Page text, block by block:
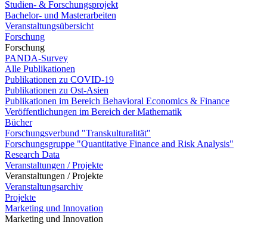
Studien- & Forschungsprojekt
Bachelor- und Masterarbeiten
Veranstaltungsübersicht
Forschung
Forschung
PANDA-Survey
Alle Publikationen
Publikationen zu COVID-19
Publikationen zu Ost-Asien
Publikationen im Bereich Behavioral Economics & Finance
Veröffentlichungen im Bereich der Mathematik
Bücher
Forschungsverbund "Transkulturalität"
Forschungsgruppe "Quantitative Finance and Risk Analysis"
Research Data
Veranstaltungen / Projekte
Veranstaltungen / Projekte
Veranstaltungsarchiv
Projekte
Marketing und Innovation
Marketing und Innovation